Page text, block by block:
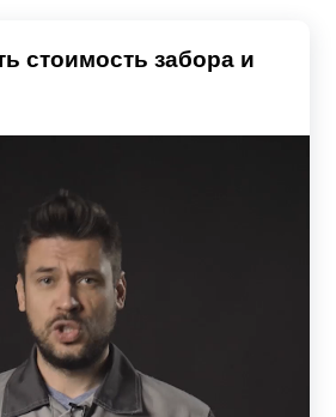
стоимость забора и